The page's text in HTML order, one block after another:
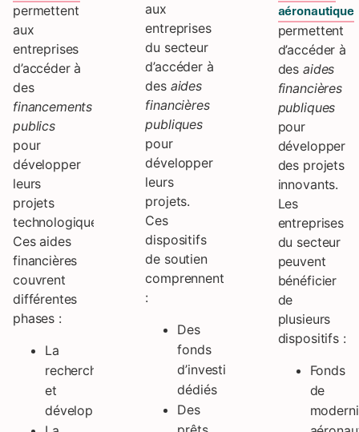
permettent
aux
entreprises
d’accéder à
des
financements
publics
pour
développer
leurs
projets
technologiques.
Ces aides
financières
couvrent
différentes
phases :
La
recherche
et
développement
aux
entreprises
du secteur
d’accéder à
des aides
financières
publiques
pour
développer
leurs
projets.
Ces
dispositifs
de soutien
comprennent
:
Des
fonds
d’investissement
dédiés
Des
aéronautique
permettent
d’accéder à
desaides
financières
publiques
pour
développer
des projets
innovants.
Les
entreprises
du secteur
peuvent
bénéficier
de
plusieurs
dispositifs :
Fonds
de